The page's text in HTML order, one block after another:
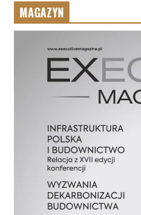
MAGAZYN